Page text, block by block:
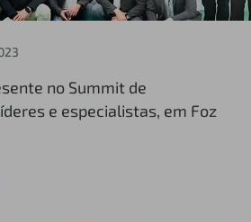
no Summit de
e especialistas, em Foz